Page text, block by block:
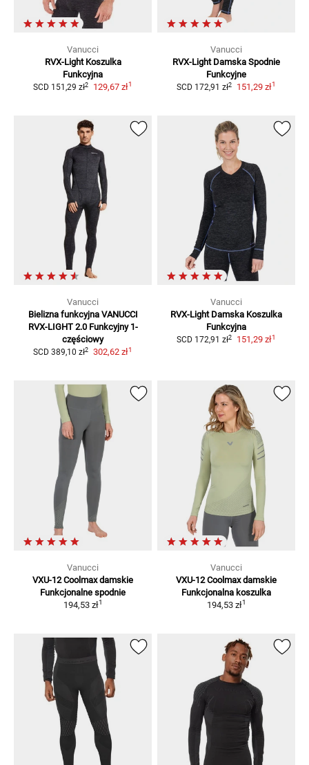
Vanucci
RVX-Light Koszulka
Funkcyjna
SCD 151,29 zł2 129,67 zł1
Vanucci
RVX-Light Damska Spodnie
Funkcyjne
SCD 172,91 zł2 151,29 zł1
Vanucci
Bielizna funkcyjna VANUCCI
RVX-LIGHT 2.0 Funkcyjny 1-
częściowy
SCD 389,10 zł2 302,62 zł1
Vanucci
RVX-Light Damska Koszulka
Funkcyjna
SCD 172,91 zł2 151,29 zł1
Vanucci
VXU-12 Coolmax damskie
Funkcjonalne spodnie
194,53 zł1
Vanucci
VXU-12 Coolmax damskie
Funkcjonalna koszulka
194,53 zł1